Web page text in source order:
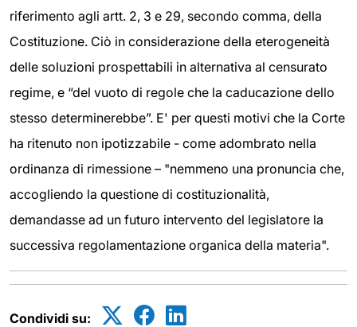
riferimento agli artt. 2, 3 e 29, secondo comma, della
Costituzione. Ciò in considerazione della eterogeneità
delle soluzioni prospettabili in alternativa al censurato
regime, e “del vuoto di regole che la caducazione dello
stesso determinerebbe”. E' per questi motivi che la Corte
ha ritenuto non ipotizzabile - come adombrato nella
ordinanza di rimessione – "nemmeno una pronuncia che,
accogliendo la questione di costituzionalità,
demandasse ad un futuro intervento del legislatore la
successiva regolamentazione organica della materia".
Condividi su: